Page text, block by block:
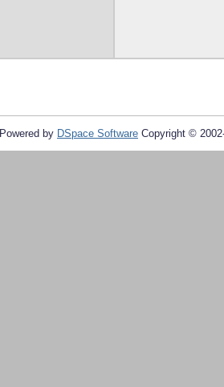
Powered by DSpace Software Copyright ©